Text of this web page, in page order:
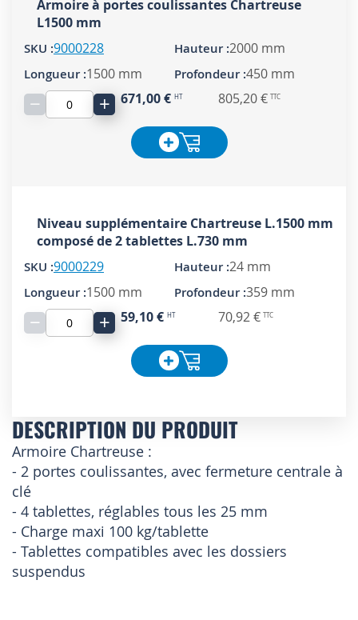
Armoire à portes coulissantes Chartreuse
L1500 mm
9000228
2000 mm
1500 mm
450 mm
− + 671,00 € 805,20 €
Niveau supplémentaire Chartreuse L.1500 mm
composé de 2 tablettes L.730 mm
9000229
24 mm
1500 mm
359 mm
− + 59,10 € 70,92 €
DESCRIPTION DU PRODUIT
Armoire Chartreuse :
- 2 portes coulissantes, avec fermeture centrale à
clé
- 4 tablettes, réglables tous les 25 mm
- Charge maxi 100 kg/tablette
- Tablettes compatibles avec les dossiers
suspendus